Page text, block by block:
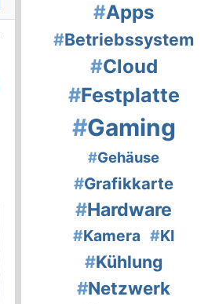
#Apps
#Betriebssystem
#Cloud
#Festplatte
#Gaming
#Gehäuse
#Grafikkarte
#Hardware
#Kamera #KI
#Kühlung
#Netzwerk